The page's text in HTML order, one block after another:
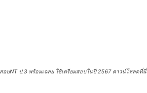
NT ป.3 พร้อมเฉลย ใช้เตรียมสอบในปี 2567 ดาวน์โหลดที่นี่